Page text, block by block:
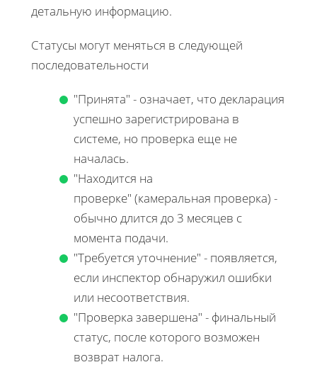
детальную информацию.
Статусы могут меняться в следующей
последовательности
"Принята" - означает, что декларация
успешно зарегистрирована в
системе, но проверка еще не
началась.
"Находится на
проверке" (камеральная проверка) -
обычно длится до 3 месяцев с
момента подачи.
"Требуется уточнение" - появляется,
если инспектор обнаружил ошибки
или несоответствия.
"Проверка завершена" - финальный
статус, после которого возможен
возврат налога.